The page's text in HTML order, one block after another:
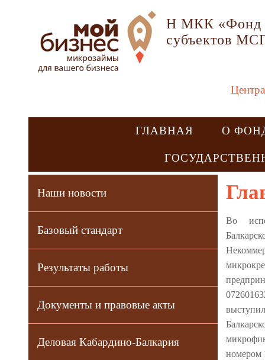
Н МКК «Фонд
субъектов
ГЛАВНАЯ О
Наши новости
Базовый стандарт
Результаты работы
Документы и правовые акты
Деловая Кабардино-Балкария
Во
номером